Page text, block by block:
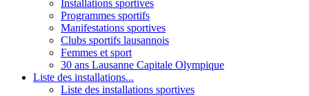
Installations sportives
Programmes sportifs
Manifestations sportives
Clubs sportifs lausannois
Femmes et sport
30 ans Lausanne Capitale Olympique
Liste des installations...
Liste des installations sportives